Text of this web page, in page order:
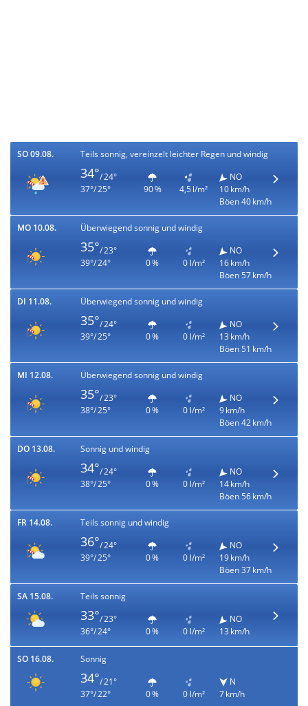
SO 09.08. Teils sonnig, vereinzelt leichter Regen und windig
34°/ 24°
37°/ 25°
90 % 4,5 l/m²
NO
10 km/h
Böen 40 km/h
MO 10.08. Überwiegend sonnig und windig
35°/ 23°
39°/ 24°
0 % 0 l/m²
NO
16 km/h
Böen 57 km/h
DI 11.08. Überwiegend sonnig und windig
35°/ 24°
39°/ 25°
0 % 0 l/m²
NO
13 km/h
Böen 51 km/h
MI 12.08. Überwiegend sonnig und windig
35°/ 23°
38°/ 25°
0 % 0 l/m²
NO
9 km/h
Böen 42 km/h
DO 13.08. Sonnig und windig
34°/ 24°
38°/ 25°
0 % 0 l/m²
NO
14 km/h
Böen 56 km/h
FR 14.08. Teils sonnig und windig
36°/ 24°
39°/ 25°
0 % 0 l/m²
NO
19 km/h
Böen 37 km/h
SA 15.08. Teils sonnig
33°/ 23°
36°/ 24°
0 % 0 l/m²
NO
13 km/h
SO 16.08. Sonnig
34°/ 21°
37°/ 22°
0 % 0 l/m²
N
7 km/h